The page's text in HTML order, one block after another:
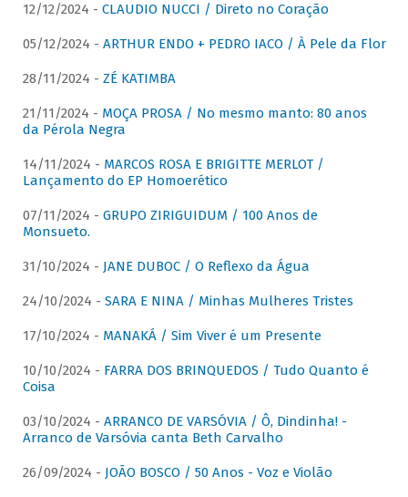
12/12/2024 - CLAUDIO NUCCI / Direto no Coração
05/12/2024 - ARTHUR ENDO + PEDRO IACO / À Pele da Flor
28/11/2024 - ZÉ KATIMBA
21/11/2024 - MOÇA PROSA / No mesmo manto: 80 anos
da Pérola Negra
14/11/2024 - MARCOS ROSA E BRIGITTE MERLOT /
Lançamento do EP Homoerético
07/11/2024 - GRUPO ZIRIGUIDUM / 100 Anos de
Monsueto.
31/10/2024 - JANE DUBOC / O Reflexo da Água
24/10/2024 - SARA E NINA / Minhas Mulheres Tristes
17/10/2024 - MANAKÁ / Sim Viver é um Presente
10/10/2024 - FARRA DOS BRINQUEDOS / Tudo Quanto é
Coisa
03/10/2024 - ARRANCO DE VARSÓVIA / Ô, Dindinha! -
Arranco de Varsóvia canta Beth Carvalho
26/09/2024 - JOÃO BOSCO / 50 Anos - Voz e Violão